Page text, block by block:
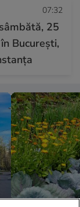
07:32
25
București,